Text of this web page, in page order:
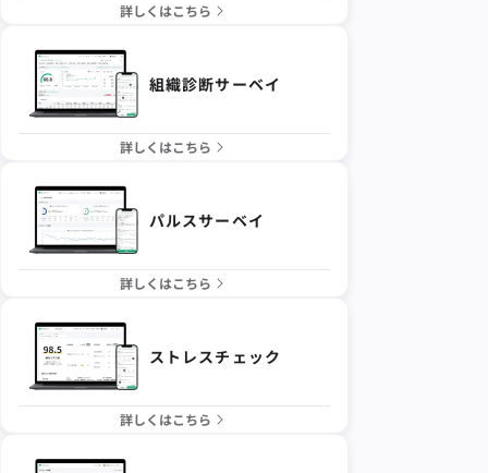
詳しくはこちら
組織診断サーベイ
詳しくはこちら
パルスサーベイ
詳しくはこちら
ストレスチェック
詳しくはこちら